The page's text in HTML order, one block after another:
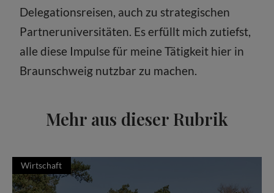
Delegationsreisen, auch zu strategischen
Partneruniversitäten. Es erfüllt mich zutiefst,
alle diese Impulse für meine Tätigkeit hier in
Braunschweig nutzbar zu machen.
Mehr aus dieser Rubrik
Wirtschaft